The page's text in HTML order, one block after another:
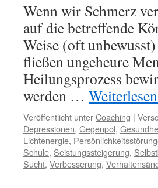
Wenn wir Schmerz
auf die betreffende
Weise (oft
fließen ungeheure
Heilungsprozess
werden … Weiterlesen
Veröffentlicht unterCoaching |
Depressionen, Gegenpol,
Lichtenergie,
Schule, Seistungssteigerung,
Sucht, Verbesserung,